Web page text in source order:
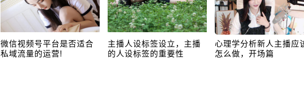
微信视频号平台是否适合
私域流量的运营!
主播人设标签设立，主播
的人设标签的重要性
心理学分析新人主播应
怎么做，开场篇